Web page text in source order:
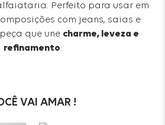
Perfeito para usar em
com jeans, saias e
que une charme, leveza e
refinamento.
VAI AMAR !